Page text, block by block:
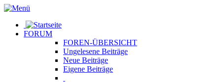
FORUM
FOREN-ÜBERSICHT
Ungelesene Beiträge
Neue Beiträge
Eigene Beiträge